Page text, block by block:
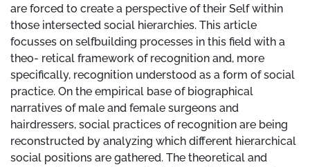
are forced to create a perspective of their Self within
those intersected social hierarchies. This article
focusses on selfbuilding processes in this field with a
theo- retical framework of recognition and, more
specifically, recognition understood as a form of social
practice. On the empirical base of biographical
narratives of male and female surgeons and
hairdressers, social practices of recognition are being
reconstructed by analyzing which different hierarchical
social positions are gathered. The theoretical and